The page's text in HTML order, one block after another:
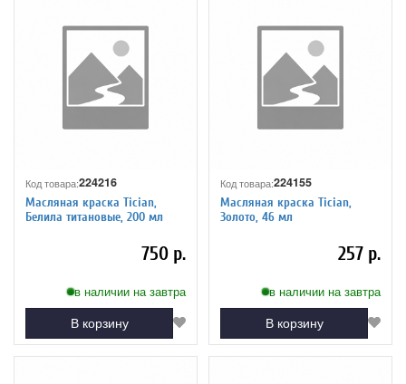
Код товара:224216
Масляная краска Tician,
Белила титановые, 200 мл
750 р.
в наличии на завтра
В корзину
Код товара:224155
Масляная краска Tician,
Золото, 46 мл
257 р.
в наличии на завтра
В корзину